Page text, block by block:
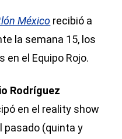
México recibió a
la semana 15, los
en el Equipo Rojo.
Rodríguez
en el reality show
pasado (quinta y